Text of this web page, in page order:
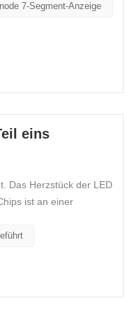
7-Segment-Anzeige
eins
Das Herzstück der LED
ist an einer
verbunden,